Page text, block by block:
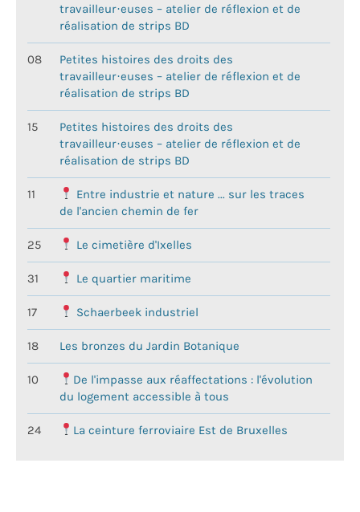
travailleur·euses – atelier de réflexion et de
réalisation de strips BD
08
Petites histoires des droits des
travailleur·euses – atelier de réflexion et de
réalisation de strips BD
15
Petites histoires des droits des
travailleur·euses – atelier de réflexion et de
réalisation de strips BD
11
Entre industrie et nature ... sur les traces
de l'ancien chemin de fer
25 Le cimetière d'Ixelles
31 Le quartier maritime
17 Schaerbeek industriel
18 Les bronzes du Jardin Botanique
10
De l'impasse aux réaffectations : l'évolution
du logement accessible à tous
24 La ceinture ferroviaire Est de Bruxelles